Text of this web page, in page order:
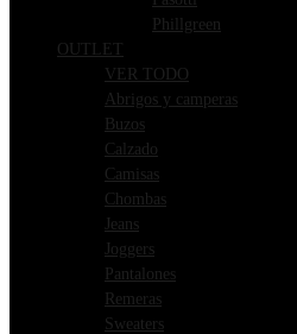
Phillgreen
OUTLET
VER TODO
Abrigos y camperas
Buzos
Calzado
Camisas
Chombas
Jeans
Joggers
Pantalones
Remeras
Sweaters